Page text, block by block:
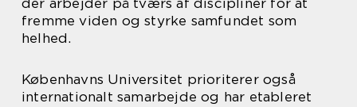
der arbejder på tværs af discipliner for at
fremme viden og styrke samfundet som
helhed.
Københavns Universitet prioriterer også
internationalt samarbejde og har etableret